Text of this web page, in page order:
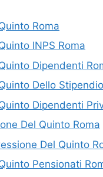
Roma
INPS Roma
Dipendenti
Dello
Dipendenti
Del Quinto Roma
Del Quinto
Pensionati